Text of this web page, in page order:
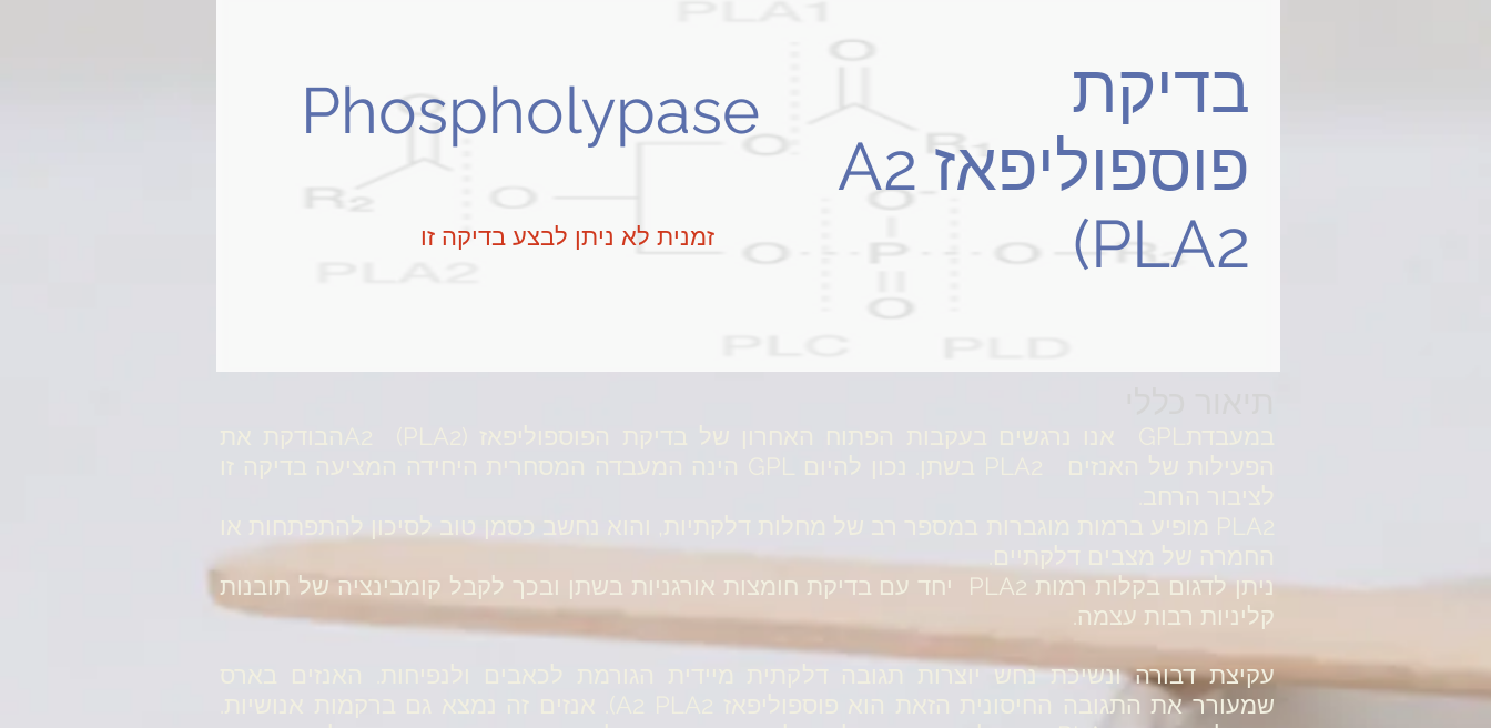
בדיקת
פוספוליפאז A2
(PLA2
Phospholypase
זמנית לא ניתן לבצע בדיקה זו
ניתן לדגום בקלות רמות PLA2 יחד עם בדיקת חומצות אורגניות בשתן ובכך לקבל קומבינציה של תובנות
קליניות רבות עצמה.
עקיצת דבורה ונשיכת נחש יוצרות תגובה דלקתית מיידית הגורמת לכאבים ולנפיחות. האנזים בארס